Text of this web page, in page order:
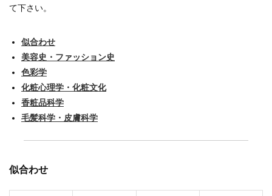
て下さい。
似合わせ
美容史・ファッション史
色彩学
化粧心理学・化粧文化
香粧品科学
毛髪科学・皮膚科学
似合わせ